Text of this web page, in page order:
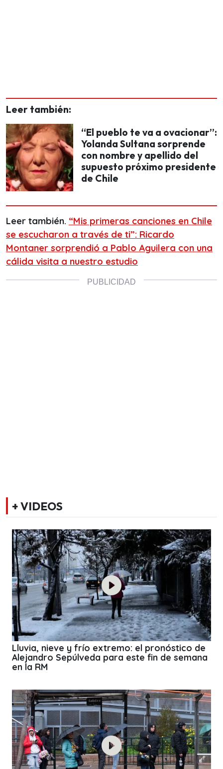
Leer también:
“El pueblo te va a ovacionar”:
Yolanda Sultana sorprende
con nombre y apellido del
supuesto próximo presidente
de Chile
Leer también. “Mis primeras canciones en Chile
se escucharon a través de ti”: Ricardo
Montaner sorprendió a Pablo Aguilera con una
cálida visita a nuestro estudio
+ VIDEOS
Lluvia, nieve y frío extremo: el pronóstico de
Alejandro Sepúlveda para este fin de semana
en la RM